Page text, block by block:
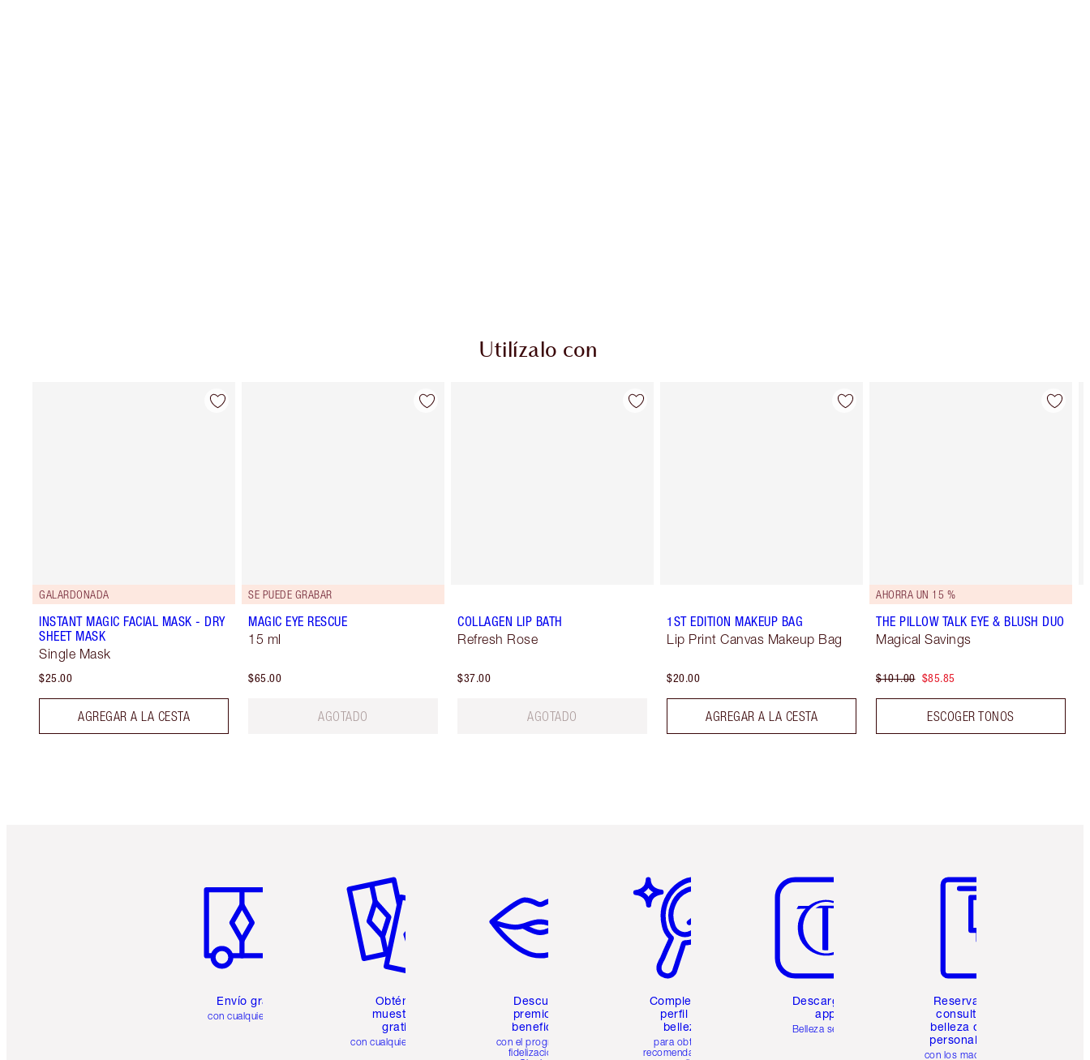
Utilízalo con
GALARDONADA
INSTANT MAGIC FACIAL MASK - DRY
SHEET MASK
Single Mask
$25.00
AGREGAR A LA CESTA
SE PUEDE GRABAR
MAGIC EYE RESCUE
15 ml
$65.00
AGOTADO
COLLAGEN LIP BATH
Refresh Rose
$37.00
AGOTADO
1ST EDITION MAKEUP BAG
Lip Print Canvas Makeup Bag
$20.00
AGREGAR A LA CESTA
AHORRA UN 15 %
THE PILLOW TALK EYE & BLUSH DUO
Magical Savings
$101.00 $85.85
ESCOGER TONOS
Envío gratuito
con cualquier pedido
Obtén 2
muestras
gratis
con cualquier pedido
Descubre
premios y
beneficios
con el programa de
fidelización de
Completa tu
perfil de
belleza
para obtener
recomendaciones
Descarga la
app
Belleza sencilla
Reserva una
consulta de
belleza online
personalizada
con los maquillistas